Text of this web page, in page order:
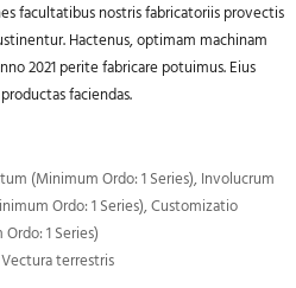
facultatibus nostris fabricatoriis provectis
Hactenus, optimam machinam
2021 perite fabricare potuimus. Eius
faciendas.
(Minimum Ordo: 1 Series), Involucrum
Ordo: 1 Series), Customizatio
1 Series)
terrestris